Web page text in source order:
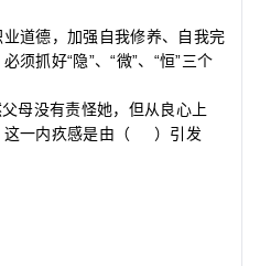
道德，加强自我修养、自我完
须抓好“隐”、“微”、“恒”三个
母没有责怪她，但从良心上
一内疚感是由 （ ） 引发